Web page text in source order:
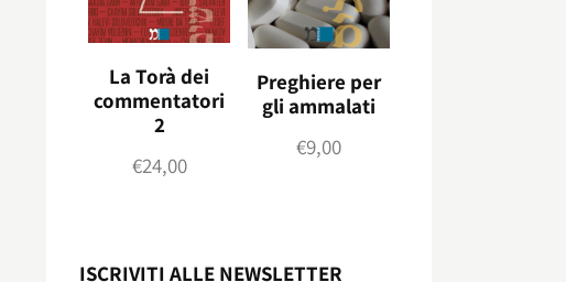
La Torà dei
commentatori
2
€24,00
Preghiere per
gli ammalati
€9,00
ISCRIVITI ALLE NEWSLETTER